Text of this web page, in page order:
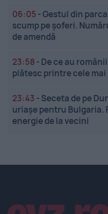
06:05 -Gestul din
scump pe șoferi.
de amendă
23:58 - De ce au
plătesc printre cele
23:43 - Seceta de pe
uriașe pentru Bulgaria.
energie de la vecini